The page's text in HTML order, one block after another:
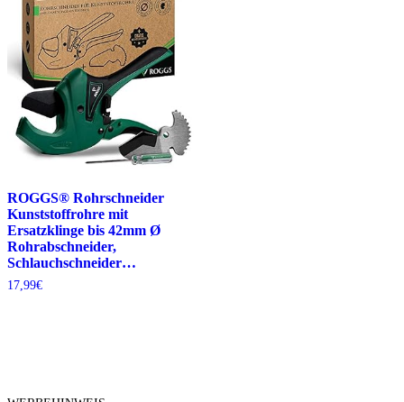
ROGGS® Rohrschneider
Kunststoffrohre mit
Ersatzklinge bis 42mm Ø
Rohrabschneider,
Schlauchschneider…
17,99€